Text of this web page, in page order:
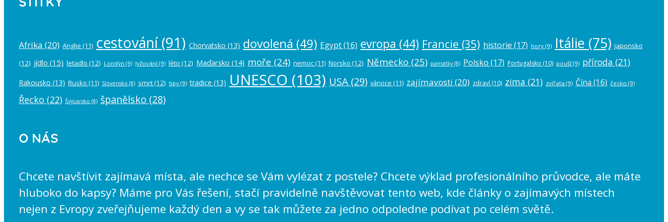
Afrika (20) Anglie (11) cestování(91) Chorvatsko (13) dovolená (49) Egypt(16) evropa (44) Francie (35) historie (17) hory (9) Itálie (75) japonsko
(12) jídlo (15) letadlo (12) Londýn (9) lyžování (9) léto (12) Maďarsko (14) moře (24) nemoc(11) Norsko (12) Německo (25) památky(8) Polsko (17) Portugalsko (10) poušť(9) příroda (21)
Rakousko (13) Rusko (11) Slovensko (8) smrt(12) tipy (9) tradice (13) UNESCO (103) USA (29) vánoce (11) zajímavosti (20) zdraví (10) zima (21) zvířata (9) Čína (16) česko (9)
Řecko (22) Švýcarsko (8) španělsko (28)
O NÁS
Chcete navštívit zajímavá místa, ale nechce se Vám vylézat z postele? Chcete výklad profesionálního průvodce, ale máte
hluboko do kapsy? Máme pro Vás řešení, stačí pravidelně navštěvovat tento web, kde články o zajímavých místech
nejen z Evropy zveřejňujeme každý den a vy se tak můžete za jedno odpoledne podívat po celém světě.